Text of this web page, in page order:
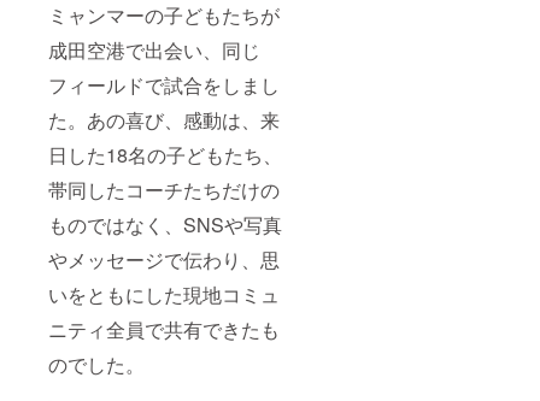
ミャンマーの子どもたちが
成田空港で出会い、同じ
フィールドで試合をしまし
た。あの喜び、感動は、来
日した18名の子どもたち、
帯同したコーチたちだけの
ものではなく、SNSや写真
やメッセージで伝わり、思
いをともにした現地コミュ
ニティ全員で共有できたも
のでした。